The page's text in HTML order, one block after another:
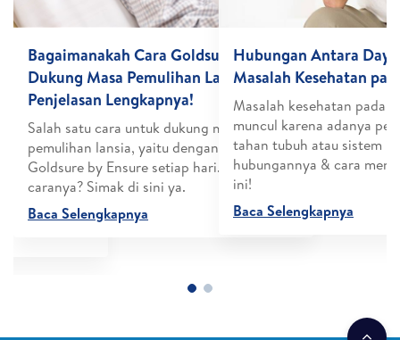
Kesehatan
penting
yang
Bagaimanakah Cara Goldsure by Ensure
Dukung Masa Pemulihan Lansia Berikut
Penjelasan Lengkapnya!
Salah satu cara untuk dukung masa
pemulihan lansia, yaitu dengan memberikan
Goldsure by Ensure setiap hari. Bagaimana
caranya? Simak di sini ya.
Baca Selengkapnya
Hubungan Antara Daya
Masalah Kesehatan
Masalah kesehatan pada
muncul karena adanya
tahan tubuh atau sistem
hubungannya & cara
ini!
Baca Selengkapnya